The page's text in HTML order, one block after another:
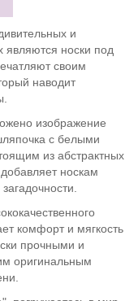
и
являются носки под
своим
наводит
изображение
с белыми
из абстрактных
носкам
комфорт и мягкость
прочными и
оригинальным